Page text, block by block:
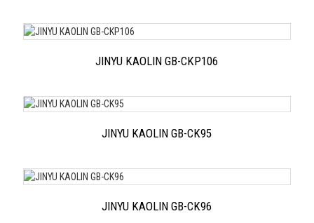
JINYU KAOLIN GB-CKP106
JINYU KAOLIN GB-CK95
JINYU KAOLIN GB-CK96